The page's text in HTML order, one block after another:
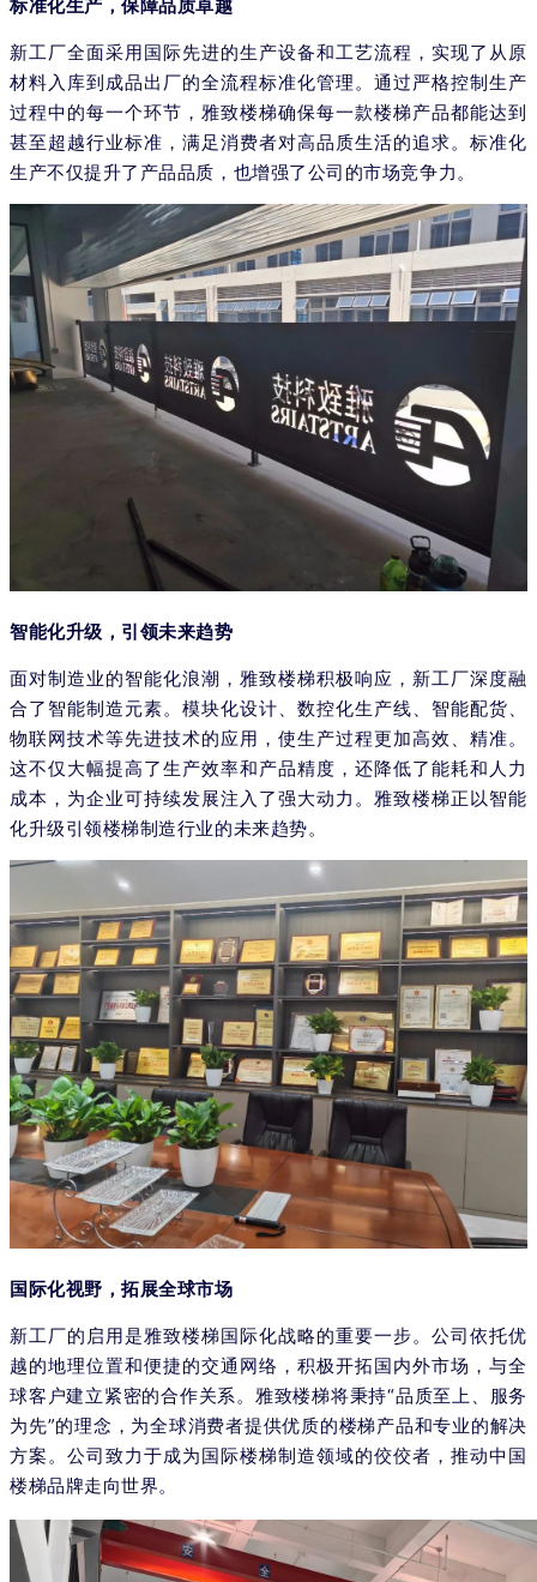
标准化生产，保障品质卓越
新工厂全面采用国际先进的生产设备和工艺流程，实现了从原
材料入库到成品出厂的全流程标准化管理。通过严格控制生产
过程中的每一个环节，雅致楼梯确保每一款楼梯产品都能达到
甚至超越行业标准，满足消费者对高品质生活的追求。标准化
生产不仅提升了产品品质，也增强了公司的市场竞争力。
智能化升级，引领未来趋势
面对制造业的智能化浪潮，雅致楼梯积极响应，新工厂深度融
合了智能制造元素。模块化设计、数控化生产线、智能配货、
物联网技术等先进技术的应用，使生产过程更加高效、精准。
这不仅大幅提高了生产效率和产品精度，还降低了能耗和人力
成本，为企业可持续发展注入了强大动力。雅致楼梯正以智能
化升级引领楼梯制造行业的未来趋势。
国际化视野，拓展全球市场
新工厂的启用是雅致楼梯国际化战略的重要一步。公司依托优
越的地理位置和便捷的交通网络，积极开拓国内外市场，与全
球客户建立紧密的合作关系。雅致楼梯将秉持“品质至上、服务
为先”的理念，为全球消费者提供优质的楼梯产品和专业的解决
方案。公司致力于成为国际楼梯制造领域的佼佼者，推动中国
楼梯品牌走向世界。